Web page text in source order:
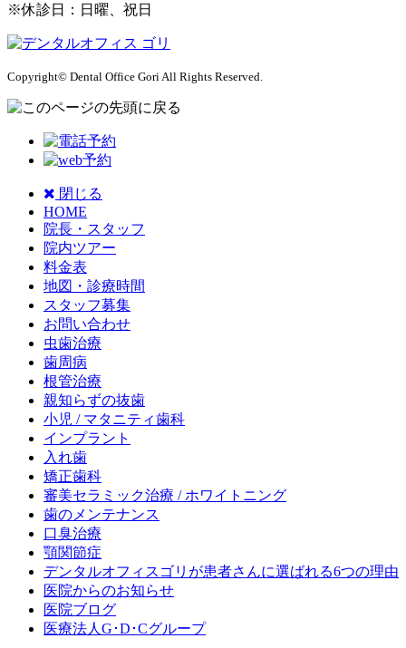
※休診日：日曜、祝日
Copyright© Dental Office Gori All Rights Reserved.
閉じる
HOME
院長・スタッフ
院内ツアー
料金表
地図・診療時間
スタッフ募集
お問い合わせ
虫歯治療
歯周病
根管治療
親知らずの抜歯
小児 / マタニティ歯科
インプラント
入れ歯
矯正歯科
審美セラミック治療 / ホワイトニング
歯のメンテナンス
口臭治療
顎関節症
デンタルオフィスゴリが患者さんに選ばれる6つの理由
医院からのお知らせ
医院ブログ
医療法人G･D･Cグループ